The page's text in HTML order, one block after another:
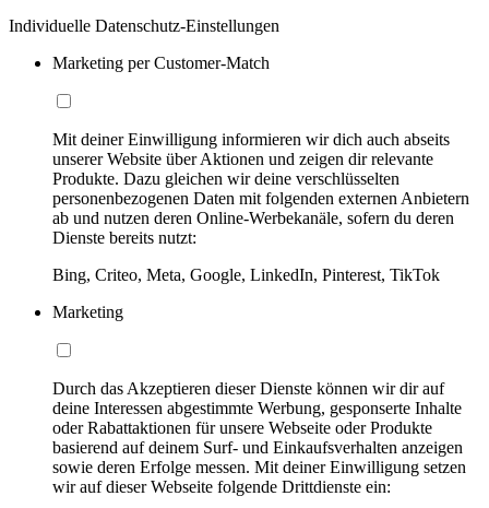
Individuelle Datenschutz-Einstellungen
Marketing per Customer-Match
Mit deiner Einwilligung informieren wir dich auch abseits
unserer Website über Aktionen und zeigen dir relevante
Produkte. Dazu gleichen wir deine verschlüsselten
personenbezogenen Daten mit folgenden externen Anbietern
ab und nutzen deren Online-Werbekanäle, sofern du deren
Dienste bereits nutzt:
Bing, Criteo, Meta, Google, LinkedIn, Pinterest, TikTok
Marketing
Durch das Akzeptieren dieser Dienste können wir dir auf
deine Interessen abgestimmte Werbung, gesponserte Inhalte
oder Rabattaktionen für unsere Webseite oder Produkte
basierend auf deinem Surf- und Einkaufsverhalten anzeigen
sowie deren Erfolge messen. Mit deiner Einwilligung setzen
wir auf dieser Webseite folgende Drittdienste ein: